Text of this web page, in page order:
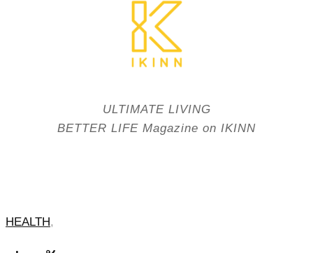
ULTIMATE LIVING
BETTER LIFE Magazine on IKINN
HEALTH,